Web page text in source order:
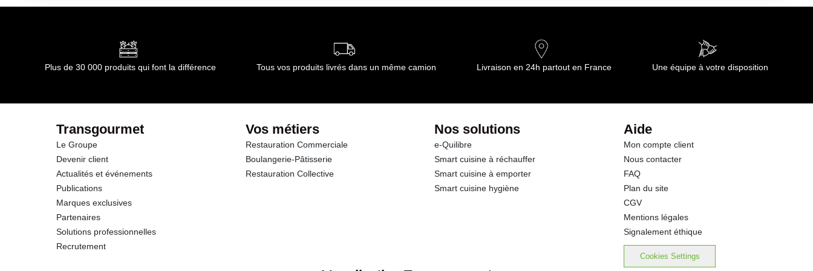
Durée totale du produit :90 jours
Plus de 30 000 produits qui font la différence Tous vos produits livrés dans un même camion Livraison en 24h partout en France Une équipe à votre disposition
Transgourmet
Le Groupe
Devenir client
Actualités et événements
Publications
Marques exclusives
Partenaires
Solutions professionnelles
Recrutement
Vos métiers
Restauration Commerciale
Boulangerie-Pâtisserie
Restauration Collective
Nos solutions
e-Quilibre
Smart cuisine à réchauffer
Smart cuisine à emporter
Smart cuisine hygiène
Aide
Mon compte client
Nous contacter
FAQ
Plan du site
CGV
Mentions légales
Signalement éthique
Cookies Settings